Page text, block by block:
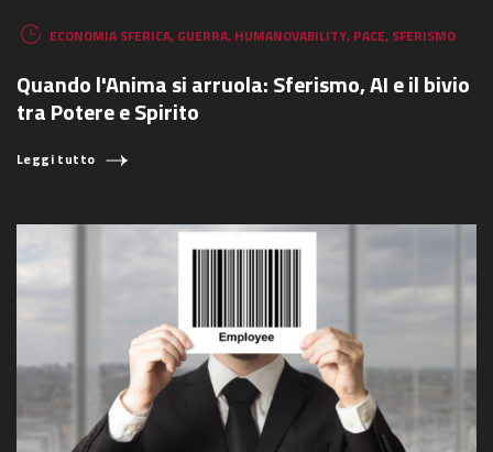
ECONOMIA SFERICA, GUERRA, HUMANOVABILITY, PACE, SFERISMO
Quando l'Anima si arruola: Sferismo, AI e il bivio
tra Potere e Spirito
Leggi tutto